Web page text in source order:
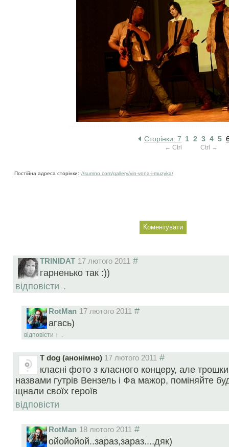
Сторінки: 7 1 2 3 4 5
← Ctrl Ctrl →
Постійна адреса сторінки: //sumno.com/gallery/vin-vona-i-muzyka/
TRINIDAT 17 лютого 2011 #
гарненько так :))
відповісти .
RotMan 17 лютого 2011 #
агась)
відповісти ↑ .
Т dog (анонімно) 17 лютого 2011 #
класні фото з класного концеру, але
назвами гутрів Вензель і Фа мажор, поміняйте
щнали своїх героїв
відповісти
RotMan 18 лютого 2011 #
ойойойой..зараз,зараз....дяк)